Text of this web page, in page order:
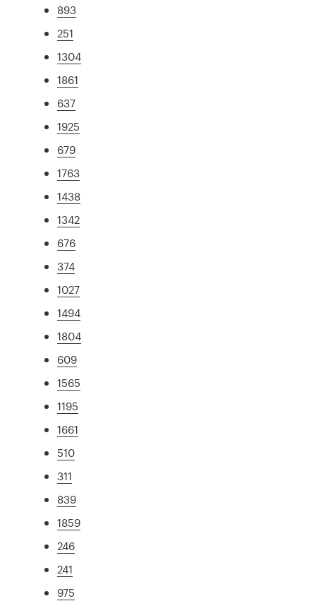
893
251
1304
1861
637
1925
679
1763
1438
1342
676
374
1027
1494
1804
609
1565
1195
1661
510
311
839
1859
246
241
975